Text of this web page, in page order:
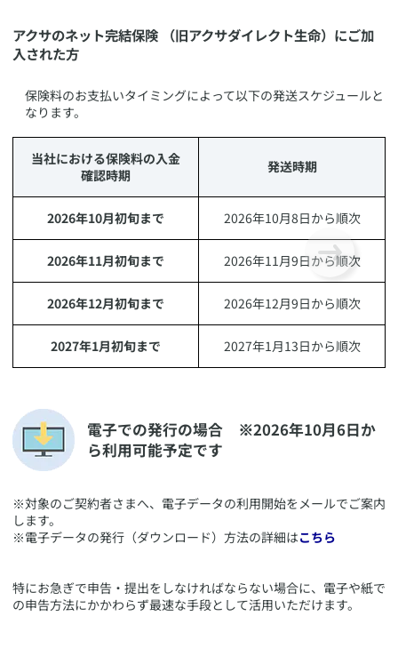
​アクサのネット完結保険 （旧アクサダイレクト生命）にご加
入された方
​保険料のお支払いタイミングによって以下の発送スケジュールと
なります。
当社における保険料の入金
確認時期
発送時期
2026年10月初旬まで ​2026年10月8日から順次
2026年11月初旬まで ​2026年11月9日から順次
2026年12月初旬まで ​2026年12月9日から順次
2027年1月初旬まで ​​2027年1月13日から順次
​電子での発行の場合 ※2026年10月6日か
ら利用可能予定です
​※対象のご契約者さまへ、電子データの利用開始をメールでご案内
します。
※電子データの発行（ダウンロード）方法の詳細はこちら
特にお急ぎで申告・提出をしなければならない場合に、電子や紙で
の申告方法にかかわらず最速な手段として活用いただけます。